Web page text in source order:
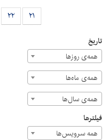
۲۱ ۲۲
تاریخ
همه‌ی روزها
همه‌ی ماه‌ها
همه‌ی سال‌ها
فیلترها
همه سرویس‌ها